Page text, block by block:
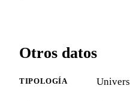
Otros datos
TIPOLOGÍA